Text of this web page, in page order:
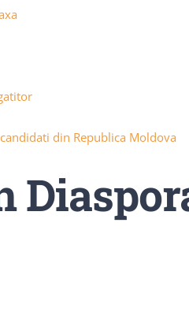
din Republica Moldova